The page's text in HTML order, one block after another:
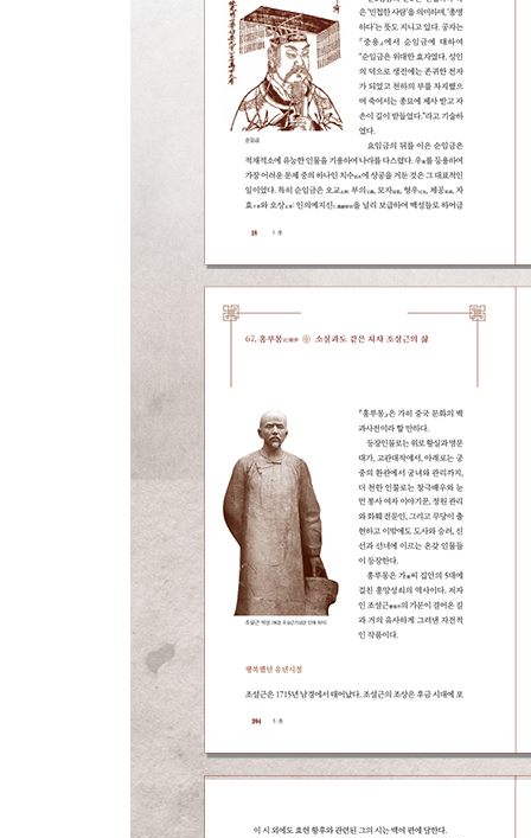
34. 공포정치와 호색 그러나 선정을 펼친 중국 유
35. 전성기에서 몰락으로-명군과 혼군이 한 몸에
36. 천하 제1색-양귀비의 사랑
37. 인생은 뜻대로 될 때 마음껏 즐겨야 하리-이백
38. 시절을 슬퍼하니 꽃에 눈물이 흐르고-두보
39. 다섯 나라에서 11명의 군주를 섬긴 풍도
40. 석각유훈, “사대부를 죽이지 말라”-송 태조 조광
41. 눈 내리는 밤의 대화-송나라를 세운 참모 조보
42. “궁중이 즐거우면 백성은 적막해진다”-송 인종
43. “깨끗한 마음은 다스림의 근본이며, 곧은길은
44. 풍속을 바꾸고 법도를 세우다-왕안석의 신법
45. 사마광과 『자치통감』
46. 낭만의 시대-소동파의 적벽부
47. ‘천고 제1 재녀’-천재 여류 문학가 이청조
48. 천지 무정의 시인-육유
49. 당파 투쟁의 출발점-주희의 주자학
50. 귀뚜라미를 사랑한 간신 재상-가사도
51. 인류 역사상 가장 위대한 천 년의 인물-칭기즈칸
52. 칭기즈칸의 명참모-야율초재
3부 저무는 중국- 명·청 시대
53. 평생 관료와 ‘투쟁’한 명 태조 주원장
54. 주원장의 장자방-유기
55. 주원장의 한신-서달
56. 명나라에서 보기 드물게 위대했던 황제-영락제
57. 위대했던 남해 원정-정화
58. 황제를 비난하다-해서파관